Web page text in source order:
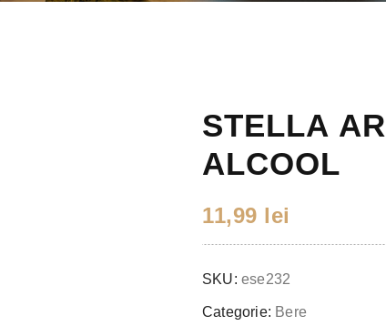
STELLA
ALCOOL
11,99 lei
SKU: ese232
Categorie: Bere